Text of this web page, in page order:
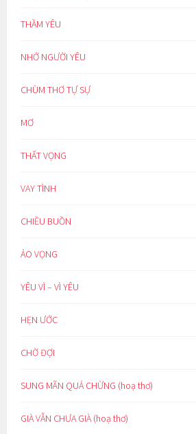
THẦM YÊU
NHỚ NGƯỜI YÊU
CHÙM THƠ TỰ SỰ
MƠ
THẤT VỌNG
VAY TÌNH
CHIỀU BUỒN
ẢO VỌNG
YÊU VÌ – VÌ YÊU
HẸN ƯỚC
CHỜ ĐỢI
SUNG MÃN QUÁ CHỪNG (hoạ thơ)
GIÀ VẪN CHƯA GIÀ (hoạ thơ)